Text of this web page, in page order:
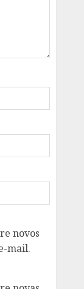
novos
mail.